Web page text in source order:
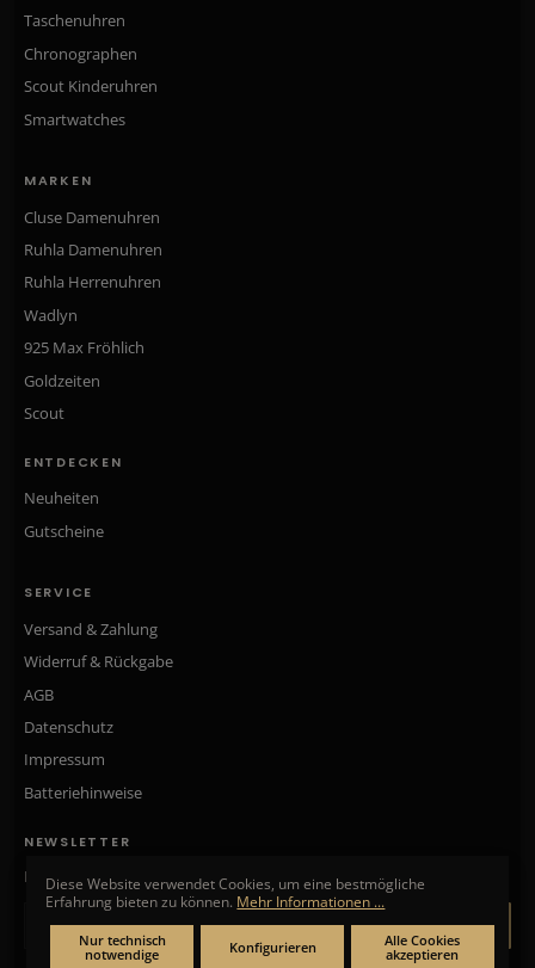
Taschenuhren
Chronographen
Scout Kinderuhren
Smartwatches
MARKEN
Cluse Damenuhren
Ruhla Damenuhren
Ruhla Herrenuhren
Wadlyn
925 Max Fröhlich
Goldzeiten
Scout
ENTDECKEN
Neuheiten
Gutscheine
SERVICE
Versand & Zahlung
Widerruf & Rückgabe
AGB
Datenschutz
Impressum
Batteriehinweise
NEWSLETTER
Neue Kollektionen, exklusive Angebote & Aktionen direkt in Ihr Postfach.
ANMELDEN
Diese Website verwendet Cookies, um eine bestmögliche
Erfahrung bieten zu können. Mehr Informationen ...
Nur technisch
notwendige
Konfigurieren
Alle Cookies
akzeptieren